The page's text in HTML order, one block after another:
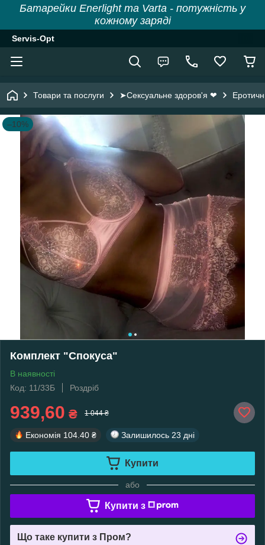
Батарейки Enerlight та Varta - потужність у
кожному заряді
Servis-Opt
Товари та послуги ➤Сексуальне здоров'я ❤
–10%
Комплект "Спокуса"
В наявності
Код: 11/33Б
Роздріб
939,60 ₴ 1 044 ₴
Економія 104.40 ₴ Залишилось 23 дні
Купити
або
Купити з
Що таке купити з Пром?